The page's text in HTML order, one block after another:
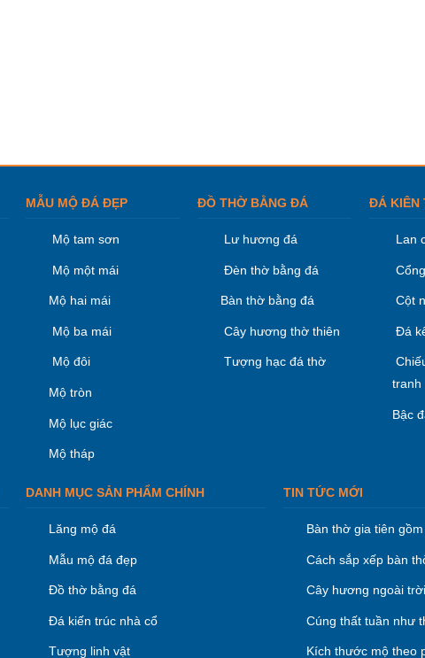
MẪU MỘ ĐÁ ĐẸP
Mộ tam sơn
Mộ một mái
Mộ hai mái
Mộ ba mái
Mộ đôi
Mộ tròn
Mộ lục giác
Mộ tháp
ĐỒ THỜ BẰNG ĐÁ
Lư hương đá
Đèn thờ bằng đá
Bàn thờ bằng đá
Cây hương thờ thiên
Tượng hạc đá thờ
ĐÁ KIÊN
Lan
Cột
Đá
tranh
Bậc
DANH MỤC SẢN PHẨM CHÍNH
Lăng mộ đá
Mẫu mộ đá đẹp
Đồ thờ bằng đá
Đá kiến trúc nhà cổ
Tượng linh vật
TIN TỨC MỚI
Bàn thờ gia tiên
Cách sắp xếp bàn
Cây hương ngoài
Cúng thất tuần như
Kích thước mộ theo